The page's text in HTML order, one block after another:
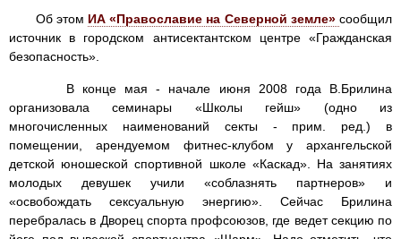
Об этом ИА «Православие на Северной земле»сообщил
источник в городском антисектантском центре «Гражданская
безопасность».
В конце мая - начале июня 2008 года В.Брилина
организовала семинары «Школы гейш» (одно из
многочисленных наименований секты - прим. ред.) в
помещении, арендуемом фитнес-клубом у архангельской
детской юношеской спортивной школе «Каскад». На занятиях
молодых девушек учили «соблазнять партнеров» и
«освобождать сексуальную энергию». Сейчас Брилина
перебралась в Дворец спорта профсоюзов, где ведет секцию по